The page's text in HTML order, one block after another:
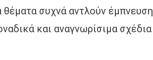
συχνά αντλούν
και αναγνωρίσιμα